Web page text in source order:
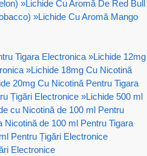
»Lichide Cu Aromă De Red Bull
»Lichide Cu Aromă Mango
Tigara Electronica »Lichide 12mg
»Lichide 18mg Cu Nicotină
20mg Cu Nicotină Pentru Tigara
Țigări Electronice »Lichide 500 ml
cu Nicotină de 100 ml Pentru
Nicotină de 100 ml Pentru Tigara
Pentru Țigări Electronice
Electronice